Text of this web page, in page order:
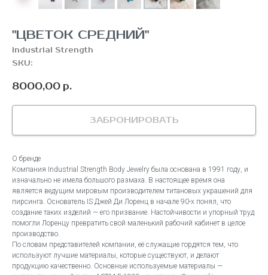
"ЦВЕТОК СРЕДНИЙ"
Industrial Strength
SKU:
8000,00 р.
ЗАБРОНИРОВАТЬ
О бренде
Компания Industrial Strength Body Jewelry была основана в 1991 году, и
изначально не имела большого размаха. В настоящее время она
является ведущим мировым производителем титановых украшений для
пирсинга. Основатель IS Джей Ди Лоренц в начале 90-х понял, что
создание таких изделий — его призвание. Настойчивости и упорный труд
помогли Лоренцу превратить свой маленький рабочий кабинет в целое
производство.
По словам представителей компании, её служащие гордятся тем, что
используют лучшие материалы, которые существуют, и делают
продукцию качественно. Основные используемые материалы —